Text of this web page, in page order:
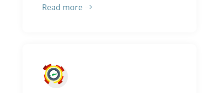
Read more